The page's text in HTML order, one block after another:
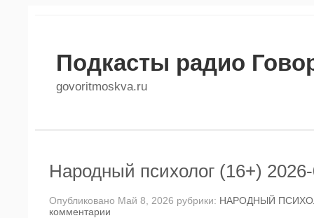
Подкасты радио
govoritmoskva.ru
Народный психолог (16+)
Опубликовано Май 8, 2026 рубрики: НАРОДНЫЙ
комментарии